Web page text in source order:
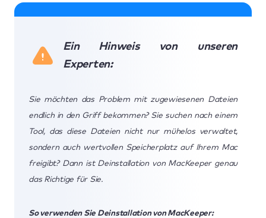
Ein Hinweis von unseren
Experten:
Sie möchten das Problem mit zugewiesenen Dateien
endlich in den Griff bekommen? Sie suchen nach einem
Tool, das diese Dateien nicht nur mühelos verwaltet,
sondern auch wertvollen Speicherplatz auf Ihrem Mac
freigibt? Dann ist Deinstallation von MacKeeper genau
das Richtige für Sie.
So verwenden Sie Deinstallation von MacKeeper: